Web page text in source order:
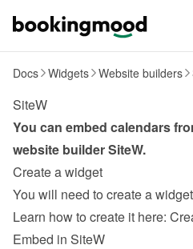
Docs Widgets Website builders
SiteW
You can embed calendars
website builder SiteW.
Create a widget
You will need to create a
Learn how to create it here:
Embed in SiteW